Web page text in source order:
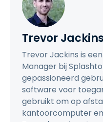
Trevor Jackins
Trevor Jackins is
Manager bij
gepassioneerd
software voor
gebruikt om op
kantoorcomputer